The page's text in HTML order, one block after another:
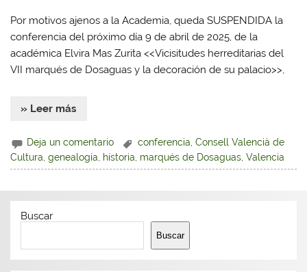
Por motivos ajenos a la Academia, queda SUSPENDIDA la
conferencia del próximo día 9 de abril de 2025, de la
académica Elvira Mas Zurita <<Vicisitudes herreditarias del
VII marqués de Dosaguas y la decoración de su palacio>>,
» Leer más
Deja un comentario conferencia ,Consell Valencià de
Cultura ,genealogía historia marqués de Dosaguas ,Valencia
Buscar
Buscar